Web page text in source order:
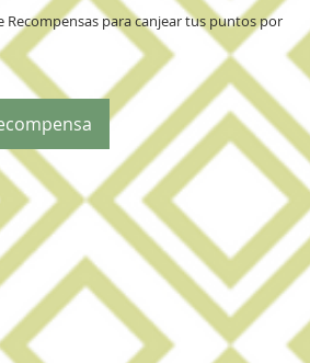
Recompensas para canjear tus puntos por